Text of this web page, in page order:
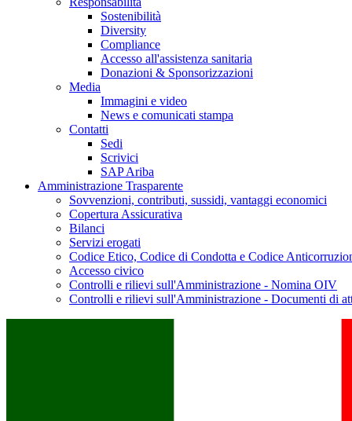
Sostenibilità
Diversity
Compliance
Accesso all'assistenza sanitaria
Donazioni & Sponsorizzazioni
Media
Immagini e video
News e comunicati stampa
Contatti
Sedi
Scrivici
SAP Ariba
Amministrazione Trasparente
Sovvenzioni, contributi, sussidi, vantaggi economici
Copertura Assicurativa
Bilanci
Servizi erogati
Codice Etico, Codice di Condotta e Codice
Accesso civico
Controlli e rilievi sull'Amministrazione - Nomina OIV
Controlli e rilievi sull'Amministrazione - Documenti di